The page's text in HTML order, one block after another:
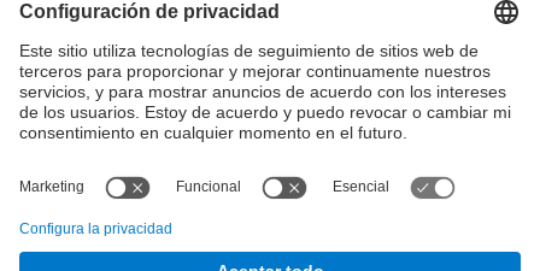
La investigación en la UPC
investigación
La transferencia, el
emprendimiento y la innovación
en la UPC
transferencia, el emprendimiento
Servicios a las empresas
Servicios Científico-técnicos